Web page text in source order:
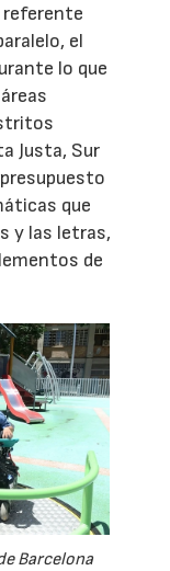
referente
el
lo que
Justa, Sur
que
y las letras,
de
Barcelona